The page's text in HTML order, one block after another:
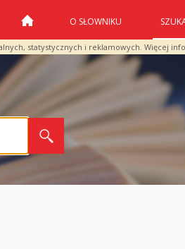
statystycznych i reklamowych. Więcej
O SŁOWNIKU